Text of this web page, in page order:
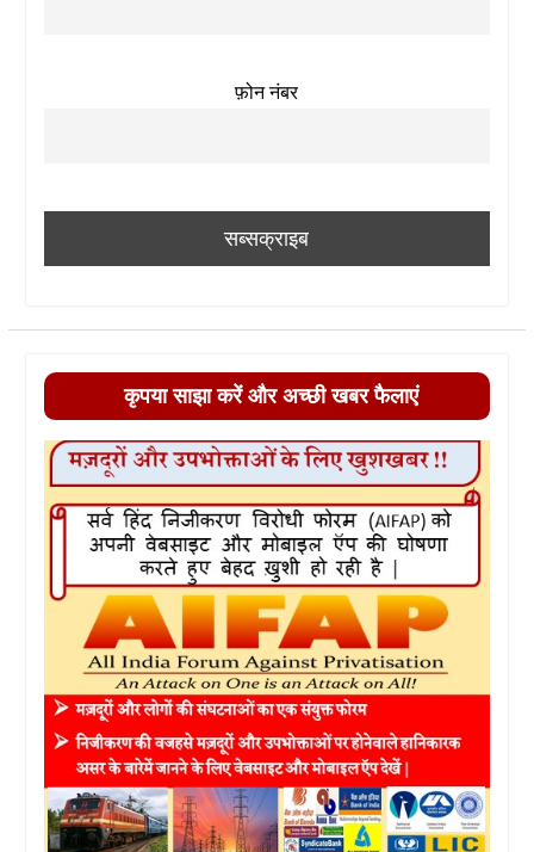
फ़ोन नंबर
कृपया साझा करें और अच्छी खबर फैलाएं